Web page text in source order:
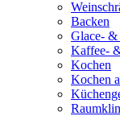
Backen
Glace- &
Kaffee-
Kochen
Kochen